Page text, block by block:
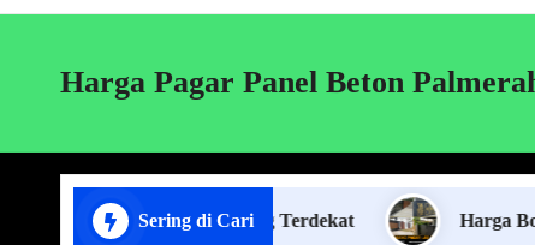
Harga Pagar Panel Beton
Sering di Cari
Plafon Lampung Terdekat Harga Borongan